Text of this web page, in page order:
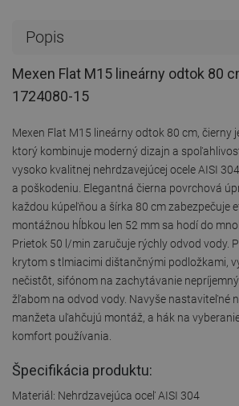
Popis
Mexen Flat M15 lineárny odtok 80
1724080-15
Mexen Flat M15 lineárny odtok 80 cm, čierny
ktorý kombinuje moderný dizajn a
vysoko kvalitnej nehrdzavejúcej ocele AISI
a poškodeniu. Elegantná čierna povrchová
každou kúpeľňou a šírka 80 cm zabezpečuje
montážnou hĺbkou len 52 mm sa hodí do
Prietok 50 l/min zaručuje rýchly odvod vody.
krytom s tlmiacimi dištančnými podložkami,
nečistôt, sifónom na zachytávanie
žľabom na odvod vody. Navyše nastaviteľné
manžeta uľahčujú montáž, a hák na
komfort používania.
Špecifikácia produktu:
Materiál: Nehrdzavejúca oceľ AISI 304